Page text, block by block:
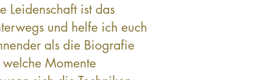
Leidenschaft ist das
und helfe ich euch
als die Biografie
Momente